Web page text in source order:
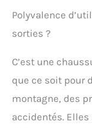
Polyvalence
sorties ?
C’est une
que ce soit pour
montagne, des
accidentés.